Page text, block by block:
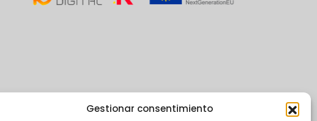
Gestionar consentimiento